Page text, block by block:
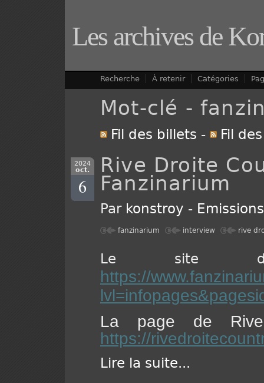
Les archives de
Recherche À retenir Catégories
Mot-clé -
Fil des billets - Fil
2024
oct.
6
Rive Droite
Fanzinarium
Par konstroy -
fanzinarium interview rive
Le site du
https://
La page de
https://
Lire la suite...